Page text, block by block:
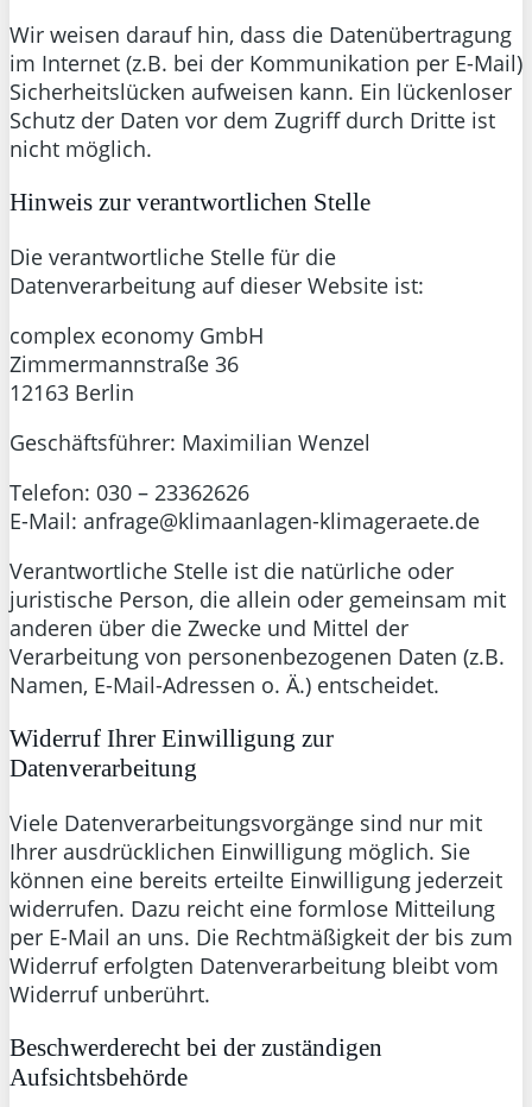
Wir weisen darauf hin, dass die Datenübertragung
im Internet (z.B. bei der Kommunikation per E-Mail)
Sicherheitslücken aufweisen kann. Ein lückenloser
Schutz der Daten vor dem Zugriff durch Dritte ist
nicht möglich.
Hinweis zur verantwortlichen Stelle
Die verantwortliche Stelle für die
Datenverarbeitung auf dieser Website ist:
complex economy GmbH
Zimmermannstraße 36
12163 Berlin
Geschäftsführer: Maximilian Wenzel
Telefon: 030 – 23362626
E-Mail: anfrage@klimaanlagen-klimageraete.de
Verantwortliche Stelle ist die natürliche oder
juristische Person, die allein oder gemeinsam mit
anderen über die Zwecke und Mittel der
Verarbeitung von personenbezogenen Daten (z.B.
Namen, E-Mail-Adressen o. Ä.) entscheidet.
Widerruf Ihrer Einwilligung zur
Datenverarbeitung
Viele Datenverarbeitungsvorgänge sind nur mit
Ihrer ausdrücklichen Einwilligung möglich. Sie
können eine bereits erteilte Einwilligung jederzeit
widerrufen. Dazu reicht eine formlose Mitteilung
per E-Mail an uns. Die Rechtmäßigkeit der bis zum
Widerruf erfolgten Datenverarbeitung bleibt vom
Widerruf unberührt.
Beschwerderecht bei der zuständigen
Aufsichtsbehörde